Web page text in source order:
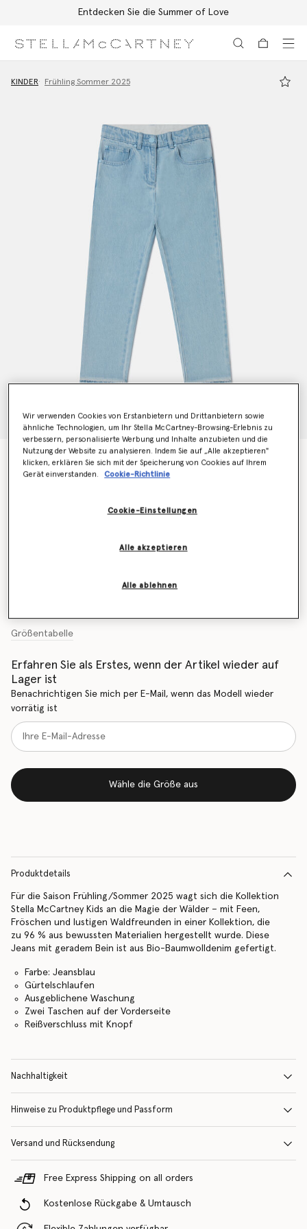
Entdecken Sie die Summer of Love
KINDER Frühling Sommer 2025
Jeans mit geradem Bein
Preis reduziert von
€95.00bis€57.00
Größentabelle
Erfahren Sie als Erstes, wenn der Artikel wieder auf
Lager ist
Benachrichtigen Sie mich per E-Mail, wenn das Modell wieder
vorrätig ist
Wähle die Größe aus
Produktdetails
Für die Saison Frühling/Sommer 2025 wagt sich die Kollektion
Stella McCartney Kids an die Magie der Wälder – mit Feen,
Fröschen und lustigen Waldfreunden in einer Kollektion, die
zu 96 % aus bewussten Materialien hergestellt wurde. Diese
Jeans mit geradem Bein ist aus Bio-Baumwolldenim gefertigt.
Farbe: Jeansblau
Gürtelschlaufen
Ausgeblichene Waschung
Zwei Taschen auf der Vorderseite
Reißverschluss mit Knopf
Nachhaltigkeit
Hinweise zu Produktpflege und Passform
Versand und Rücksendung
Free Express Shipping on all orders
Kostenlose Rückgabe & Umtausch
Wir verwenden Cookies von Erstanbietern und Drittanbietern sowie
ähnliche Technologien, um Ihr Stella McCartney-Browsing-Erlebnis zu
verbessern, personalisierte Werbung und Inhalte anzubieten und die
Nutzung der Website zu analysieren. Indem Sie auf „Alle akzeptieren"
klicken, erklären Sie sich mit der Speicherung von Cookies auf Ihrem
Gerät einverstanden.
Cookie-Richtlinie
Cookie-Einstellungen
Alle ablehnen
Alle akzeptieren